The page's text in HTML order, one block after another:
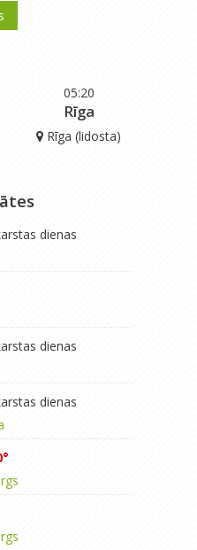
05:20
Rīga
Rīga (lidosta)
dienas
dienas
dienas